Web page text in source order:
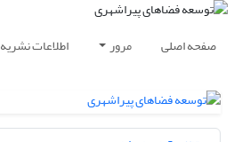
صفحه اصلی مرور اطلاعات نشریه